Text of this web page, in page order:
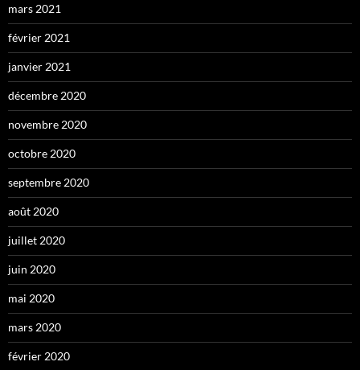
mars 2021
février 2021
janvier 2021
décembre 2020
novembre 2020
octobre 2020
septembre 2020
août 2020
juillet 2020
juin 2020
mai 2020
mars 2020
février 2020